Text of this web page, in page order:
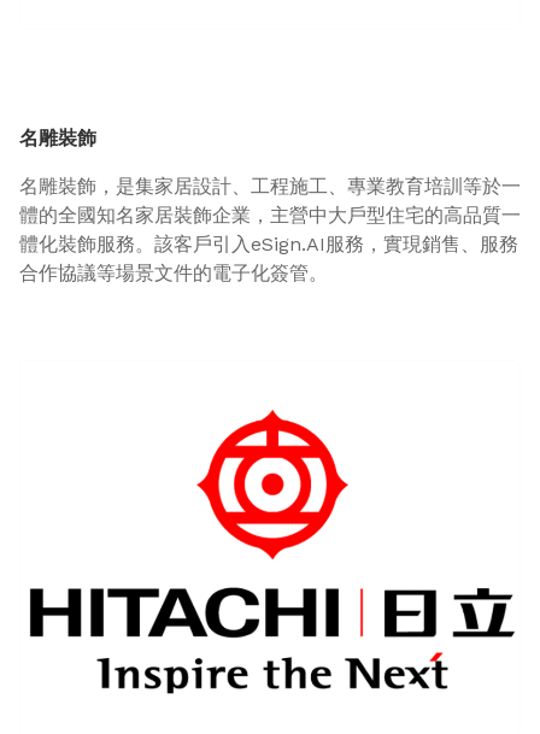
名雕裝飾
名雕裝飾，是集家居設計、工程施工、專業教育培訓等於一
體的全國知名家居裝飾企業，主營中大戶型住宅的高品質一
體化裝飾服務。該客戶引入eSign.AI服務，實現銷售、服務
合作協議等場景文件的電子化簽管。